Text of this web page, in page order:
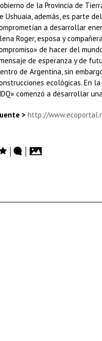
de la Provincia de
Ushuaia, además, es parte
a desarrollar
Roger, esposa y
de hacer del
de esperanza y de
de Argentina, sin
ecológicas. En
comenzó a desarrollar
> http://